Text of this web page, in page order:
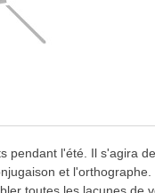
pendant l'été. Il s'agira
et l'orthographe.
toutes les lacunes de